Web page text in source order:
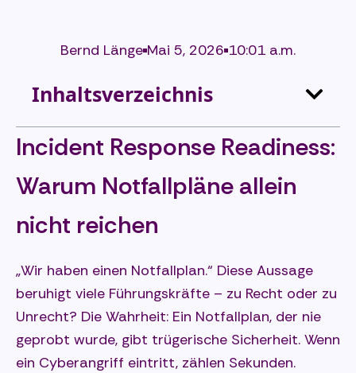
Bernd Länge Mai 5, 2026 10:01 a.m.
Inhaltsverzeichnis
Incident Response Readiness:
Warum Notfallpläne allein
nicht reichen
„Wir haben einen Notfallplan.“ Diese Aussage
beruhigt viele Führungskräfte – zu Recht oder zu
Unrecht? Die Wahrheit: Ein Notfallplan, der nie
geprobt wurde, gibt trügerische Sicherheit. Wenn
ein Cyberangriff eintritt, zählen Sekunden.